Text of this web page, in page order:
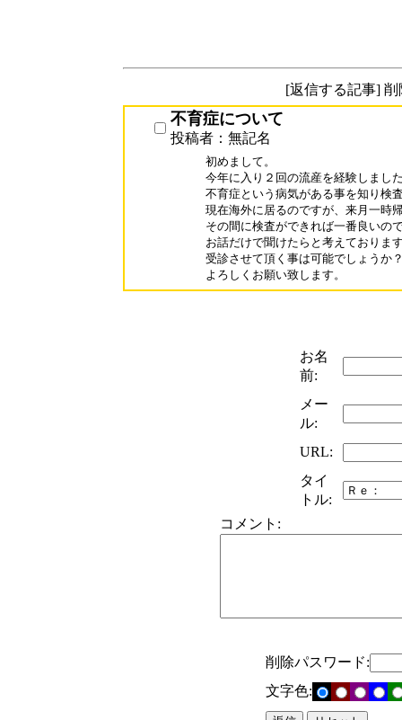
[返信する記事]
不育症について
投稿者：無記名
初めまして。
今年に入り２回の流産を経験しまし
不育症という病気がある事を知り検
現在海外に居るのですが、来月一時
その間に検査ができれば一番良いの
お話だけで聞けたらと考えておりま
受診させて頂く事は可能でしょうか
お名
前:
メー
ル:
URL:
タイ
トル:
コメント:
削除パスワード:
文字色: